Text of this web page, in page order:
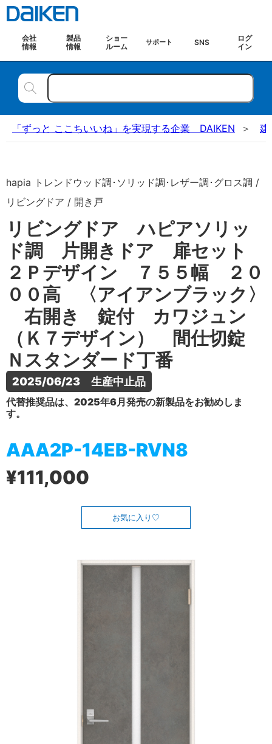
会社
情報
製品
情報
ショー
ルーム
サポート SNS
ログ
イン
「ずっと ここちいいね」を実現する企業 DAIKEN 建
hapia トレンドウッド調･ソリッド調･レザー調･グロス調 /
リビングドア / 開き戸
リビングドア ハピアソリッ
ド調 片開きドア 扉セット
２Ｐデザイン ７５５幅 ２０
００高 〈アイアンブラック〉
右開き 錠付 カワジュン
（Ｋ７デザイン） 間仕切錠
Ｎスタンダード丁番
2025/06/23　生産中止品
代替推奨品は、2025年6月発売の新製品をお勧めしま
す。
AAA2P-14EB-RVN8
¥111,000
お気に入り